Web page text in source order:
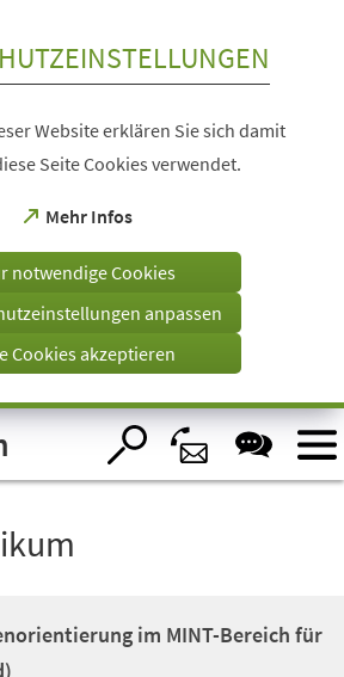
Website erklären Sie sich damit
Seite Cookies verwendet.
Mehr Infos
(Öffnet
einem
Tab)
notwendige Cookies
anpassen
Cookies akzeptieren
im MINT-Bereich für